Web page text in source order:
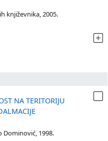
književnika, 2005.
NA TERITORIJU
Dominović, 1998.